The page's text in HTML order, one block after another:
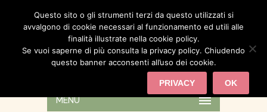
MENU
Questo sito o gli strumenti terzi da questo utilizzati si
avvalgono di cookie necessari al funzionamento ed utili alle
finalità illustrate nella cookie policy.
Se vuoi saperne di più consulta la privacy policy. Chiudendo
questo banner acconsenti all’uso dei cookie.
OK
PRIVACY